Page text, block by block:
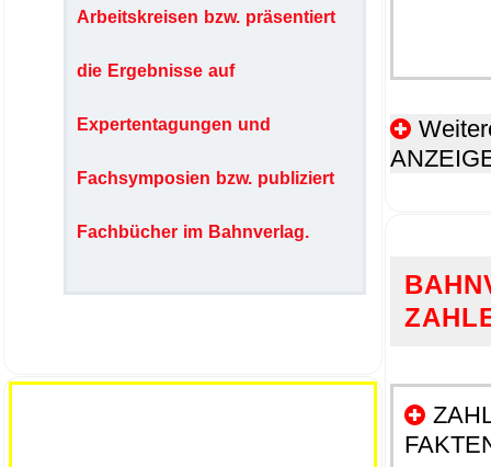
Arbeitskreisen bzw. präsentiert
die Ergebnisse auf
Expertentagungen und
Fachsymposien bzw. publiziert
Fachbücher im Bahnverlag.